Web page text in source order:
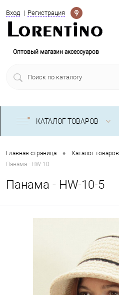
Вход Регистрация
Определение
Оптовый магазин аксессуаров
КАТАЛОГ ТОВАРОВ
Главная страница • Каталог товаров
Панама - HW-10
Панама - HW-10-5